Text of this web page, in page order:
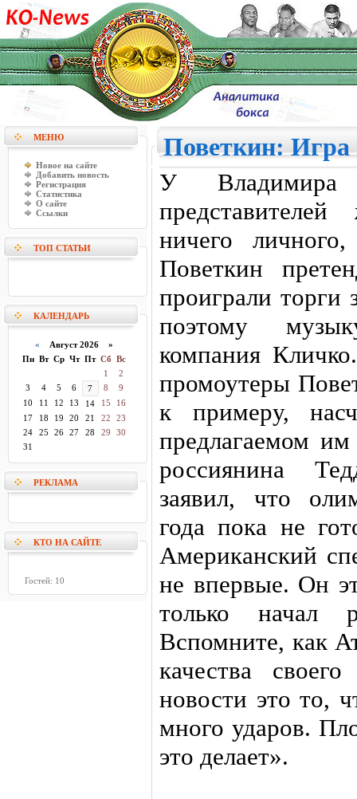
МЕНЮ
Новое на сайте
Добавить новость
Регистрация
Статистика
О сайте
Ссылки
ТОП СТАТЬИ
КАЛЕНДАРЬ
« Август 2026 »
Пн Вт Ср Чт Пт Сб Вс
1
2
3
4 5 6 7 8
9
10
11 12 13 14 15
16
17
18 19 20 21 22
23
24
25 26 27 28 29
30
31
РЕКЛАМА
КТО НА САЙТЕ
Гостей: 10
Поветкин: Игра
У
ничего
Поветкин
проиграли торги
поэтому
компания
промоутеры
к примеру,
предлагаемом
россиянина
заявил, что
года пока не
Американский
не впервые. Он
только начал
Вспомните, как
качества
новости это то,
много ударов.
это делает».